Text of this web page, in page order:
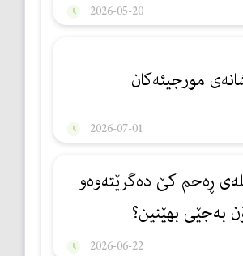
2026-05-20
مورجيئەكان
2026-07-01
ڕه‌حم كێ ده‌گرێته‌وه‌و
به‌جێی بهێنین؟
2026-06-22